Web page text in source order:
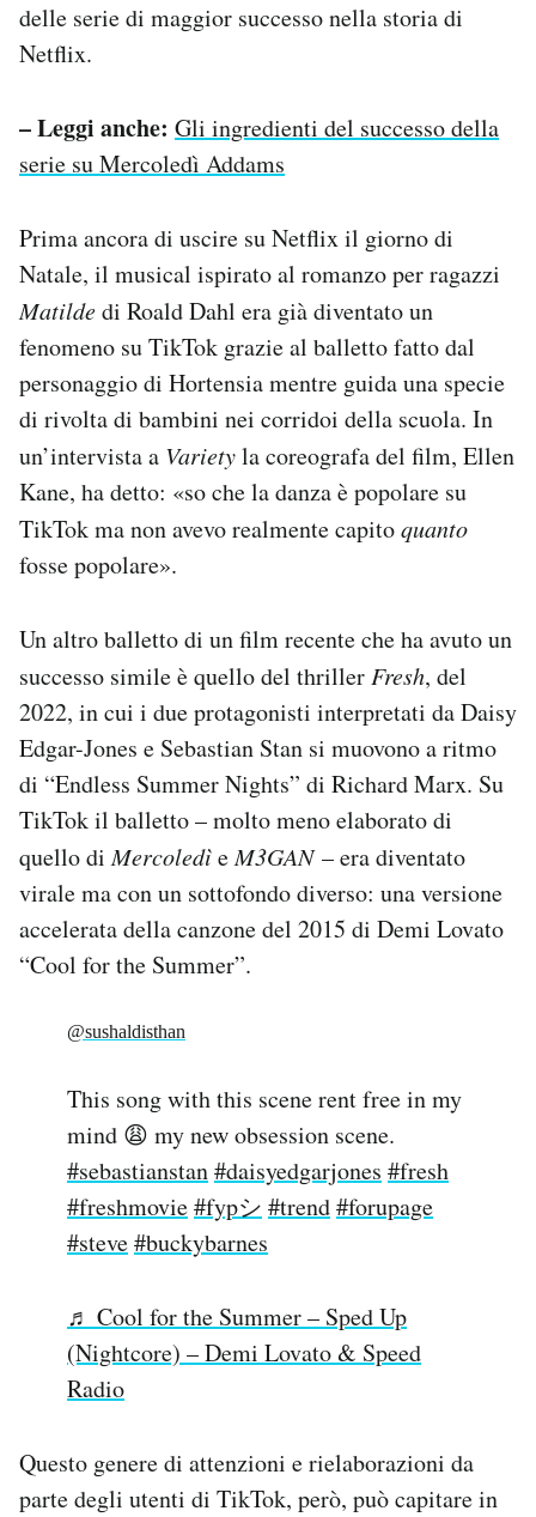
delle serie di maggior successo nella storia di
Netflix.
– Leggi anche: Gli ingredienti del successo della
serie su Mercoledì Addams
Prima ancora di uscire su Netflix il giorno di
Natale, il musical ispirato al romanzo per ragazzi
Matildedi Roald Dahl era già diventato un
fenomeno su TikTok grazie al balletto fatto dal
personaggio di Hortensia mentre guida una specie
di rivolta di bambini nei corridoi della scuola. In
un’intervista a Varietyla coreografa del film, Ellen
Kane, ha detto: «so che la danza è popolare su
TikTok ma non avevo realmente capitoquanto
fosse popolare».
Un altro balletto di un film recente che ha avuto un
successo simile è quello del thrillerFresh, del
2022, in cui i due protagonisti interpretati da Daisy
Edgar-Jones e Sebastian Stan si muovono a ritmo
di “Endless Summer Nights” di Richard Marx. Su
TikTok il balletto – molto meno elaborato di
quello diMercoledìeM3GAN– era diventato
virale ma con un sottofondo diverso: una versione
accelerata della canzone del 2015 di Demi Lovato
“Cool for the Summer”.
@sushaldisthan
This song with this scene rent free in my
mind 😩 my new obsession scene.
#sebastianstan#daisyedgarjones #fresh
#freshmovie#fypシ #trend#forupage
#steve#buckybarnes
♬ Cool for the Summer – Sped Up
(Nightcore) – Demi Lovato & Speed
Radio
Questo genere di attenzioni e rielaborazioni da
parte degli utenti di TikTok, però, può capitare in